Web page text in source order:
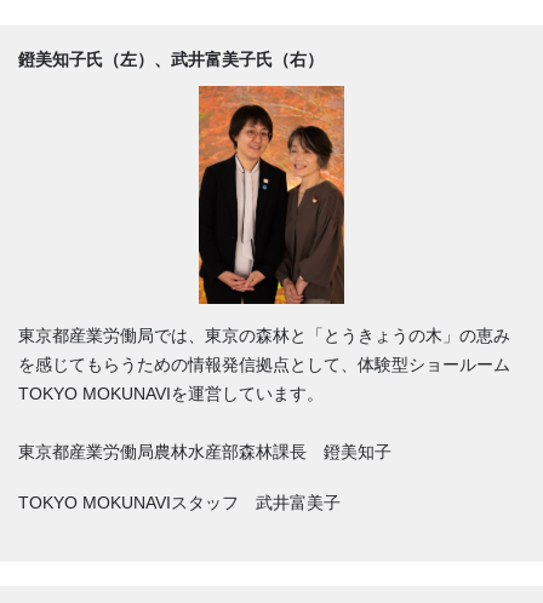
鐙美知子氏（左）、武井富美子氏（右）
東京都産業労働局では、東京の森林と「とうきょうの木」の恵み
を感じてもらうための情報発信拠点として、体験型ショールーム
TOKYO MOKUNAVIを運営しています。
東京都産業労働局農林水産部森林課長 鐙美知子
TOKYO MOKUNAVIスタッフ 武井富美子